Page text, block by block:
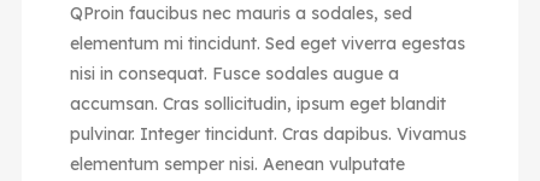
QProin faucibus nec mauris a sodales, sed
elementum mi tincidunt. Sed eget viverra egestas
nisi in consequat. Fusce sodales augue a
accumsan. Cras sollicitudin, ipsum eget blandit
pulvinar. Integer tincidunt. Cras dapibus. Vivamus
elementum semper nisi. Aenean vulputate